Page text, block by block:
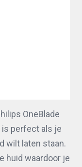
OneBlade
is perfect als je
wilt laten staan.
huid waardoor je